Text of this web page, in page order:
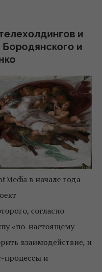
и
и
в начале года
согласно
«по-настоящему
взаимодействие, и
процессы и